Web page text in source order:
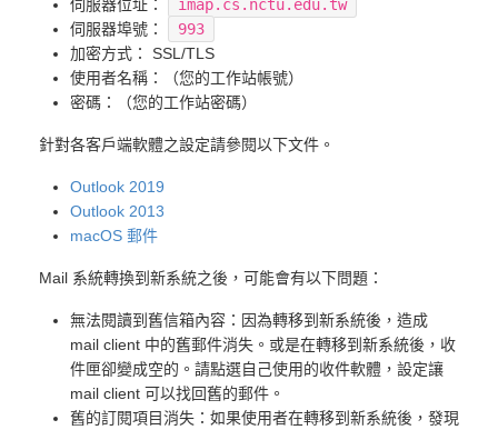
伺服器位址：
imap.cs.nctu.edu.tw
伺服器埠號：
993
加密方式： SSL/TLS
使用者名稱：（您的工作站帳號）
密碼：（您的工作站密碼）
針對各客戶端軟體之設定請參閱以下文件。
Outlook 2019
Outlook 2013
macOS 郵件
Mail 系統轉換到新系統之後，可能會有以下問題：
無法閱讀到舊信箱內容：因為轉移到新系統後，造成
mail client 中的舊郵件消失。或是在轉移到新系統後，收
件匣卻變成空的。請點選自己使用的收件軟體，設定讓
mail client 可以找回舊的郵件。
舊的訂閱項目消失：如果使用者在轉移到新系統後，發現